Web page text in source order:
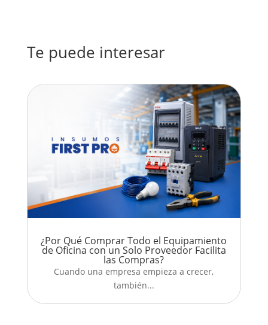
Te puede interesar
¿Por Qué Comprar Todo el Equipamiento
de Oficina con un Solo Proveedor Facilita
las Compras?
Cuando una empresa empieza a crecer,
también...